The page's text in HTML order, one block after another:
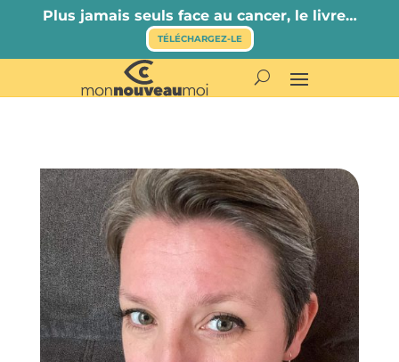
Plus jamais seuls face au cancer, le livre…
TÉLÉCHARGEZ-LE